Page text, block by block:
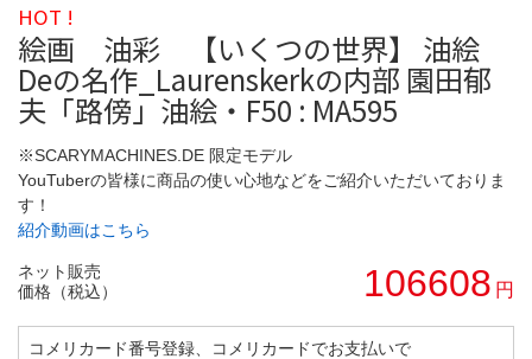
HOT !
絵画 油彩 【いくつの世界】 油絵
Deの名作_Laurenskerkの内部 園田郁
夫「路傍」油絵・F50 : MA595
※SCARYMACHINES.DE 限定モデル
YouTuberの皆様に商品の使い心地などをご紹介いただいておりま
す！
紹介動画はこちら
ネット販売
価格（税込）
106608 円
コメリカード番号登録、コメリカードでお支払いで